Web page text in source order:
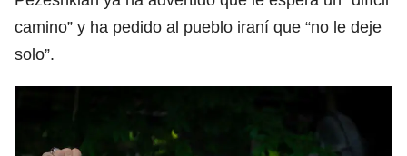
camino” y ha pedido al pueblo iraní que “no le deje
solo”.